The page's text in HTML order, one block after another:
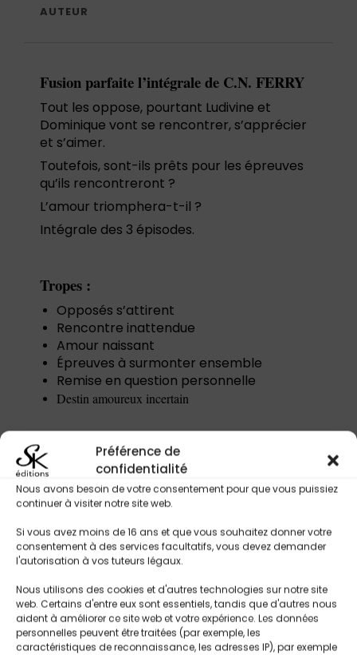
Préférence de
confidentialité
Nous avons besoin de votre consentement pour que vous puissiez
continuer à visiter notre site web.
Si vous avez moins de 16 ans et que vous souhaitez donner votre
consentement à des services facultatifs, vous devez demander
l'autorisation à vos tuteurs légaux.
Nous utilisons des cookies et d'autres technologies sur notre site
web. Certains d'entre eux sont essentiels, tandis que d'autres nous
aident à améliorer ce site web et votre expérience. Les données
personnelles peuvent être traitées (par exemple, les
caractéristiques de reconnaissance, les adresses IP), par exemple
AUTEUR
Fusion parfaite l’intégrale de C.N. FERRY
Tout les oppose, pourtant Ludivine et
Dominique vont se rencontrer, s’apprécier
et s’aimer.
Toutefois, sont-ils prêts pour les épreuves
qu’ils rencontreront ?
L’amour triomphera-t-il ?
Intégrale des 3 épisodes.
Tropes :
Opposés s’attirent
Rencontre inattendue
Amour naissant
Épreuves à surmonter ensemble
Remise en question personnelle
Destin amoureux incertain
Titres Similaires